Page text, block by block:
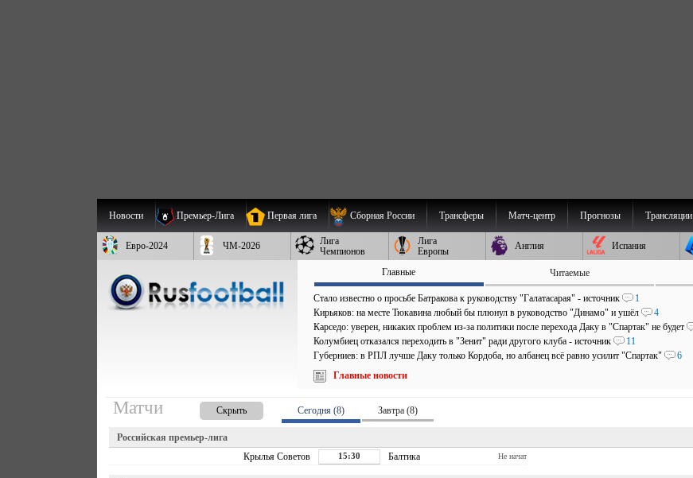
Новости Премьер-Лига Первая лига Сборная России Трансферы Матч-центр Прогнозы Трансляции
Евро-2024 ЧМ-2026
Лига
Чемпионов
Лига
Европы
Англия Испания
Главные Читаемые
Стало известно о просьбе Батракова к руководству "Галатасарая" - источник
1
Кирьяков: на месте Тюкавина любый бы плюнул в руководство "Динамо" и ушёл
4
Карседо: уверен, никаких проблем из-за политики после перехода Даку в "Спартак" не будет
Колумбиец отказался переходить в "Зенит" ради другого клуба - источник
11
Губерниев: в РПЛ лучше Даку только Кордоба, но албанец всё равно усилит "Спартак"
6
Главные новости
Матчи Скрыть Сегодня (8) Завтра (8)
Российская премьер-лига
Крылья Советов 15:30 Балтика Не начат